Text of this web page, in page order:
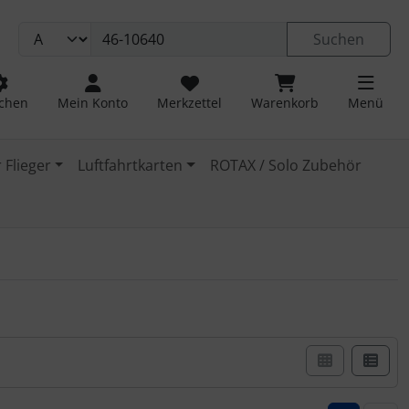
Suchen
Mein Konto Merkzettel Warenkorb Menü
Luftfahrtkarten ROTAX / Solo Zubehör